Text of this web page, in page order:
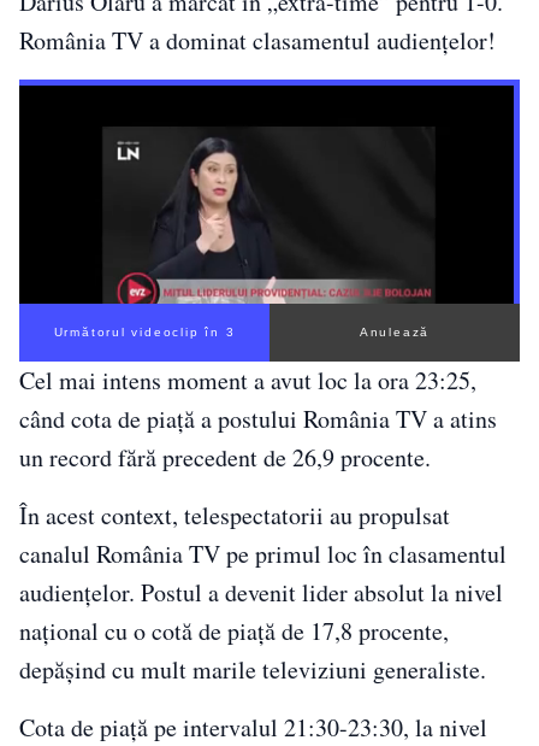
România TV a dominat clasamentul audiențelor!
Următorul videoclip în 2 Anulează
Cel mai intens moment a avut loc la ora 23:25,
când cota de piață a postului România TV a atins
un record fără precedent de 26,9 procente.
În acest context, telespectatorii au propulsat
canalul România TV pe primul loc în clasamentul
audiențelor. Postul a devenit lider absolut la nivel
național cu o cotă de piață de 17,8 procente,
depășind cu mult marile televiziuni generaliste.
Cota de piață pe intervalul 21:30-23:30, la nivel